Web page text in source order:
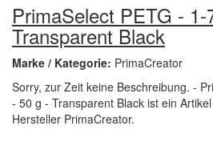
PrimaSelect PETG -
Transparent Black
Marke / Kategorie: PrimaCreator
Sorry, zur Zeit keine Beschreibung. -
- 50 g - Transparent Black ist ein
Hersteller PrimaCreator.